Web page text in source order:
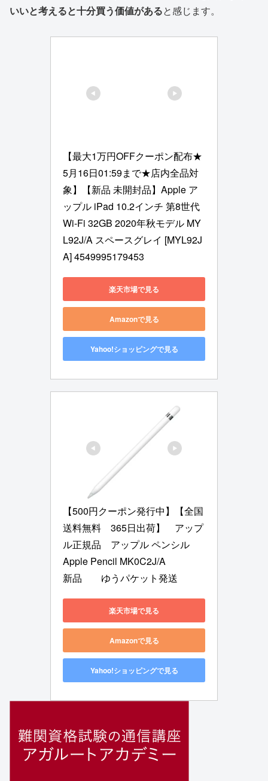
いいと考えると十分買う価値があると感じます。
【最大1万円OFFクーポン配布★
5月16日01:59まで★店内全品対
象】【新品 未開封品】Apple ア
ップル iPad 10.2インチ 第8世代
Wi-Fi 32GB 2020年秋モデル MY
L92J/A スペースグレイ [MYL92J
A] 4549995179453
楽天市場で見る
Amazonで見る
Yahoo!ショッピングで見る
【500円クーポン発行中】【全国
送料無料　365日出荷】　アップ
ル正規品　アップル ペンシル
Apple Pencil MK0C2J/A
新品　　ゆうパケット発送
楽天市場で見る
Amazonで見る
Yahoo!ショッピングで見る